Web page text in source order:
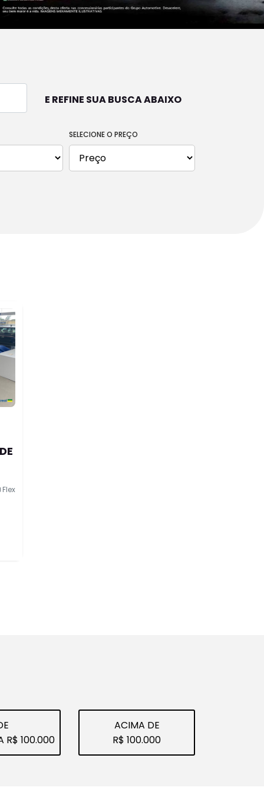
E REFINE SUA BUSCA ABAIXO
SELECIONE O PREÇO
Flex
R$ 100.000
ACIMA DE
R$ 100.000